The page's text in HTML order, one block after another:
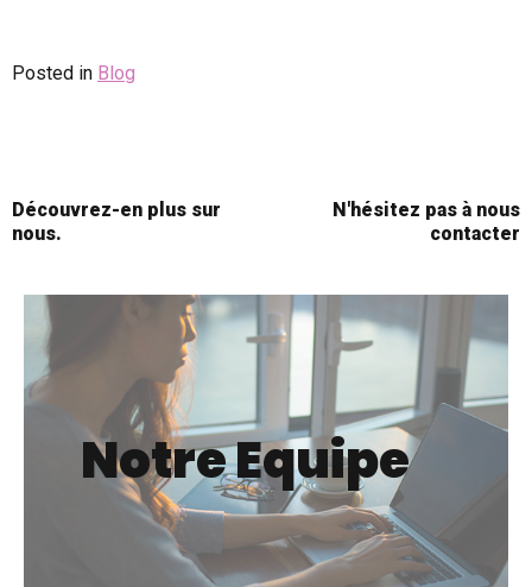
Posted in Blog
Découvrez-en plus sur
nous.
N'hésitez pas à nous
contacter
Notre Equipe